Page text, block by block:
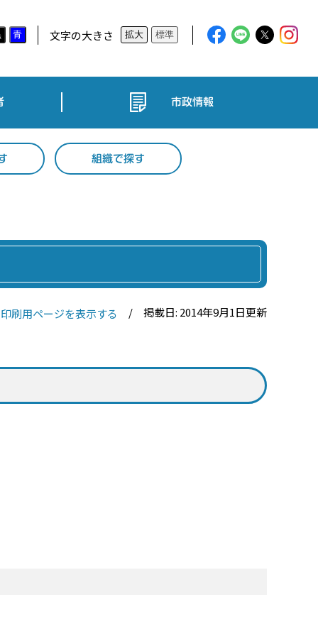
青 文字の大きさ 拡大 標準
市政情報
組織で探す
印刷用ページを表示する 掲載日: 2014年9月1日更新